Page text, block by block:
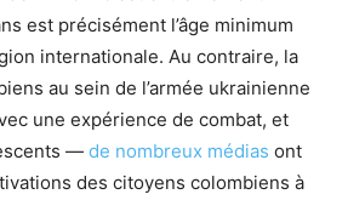
est précisément l’âge minimum
internationale. Au contraire, la
au sein de l’armée ukrainienne
une expérience de combat, et
— de nombreux médias ont
des citoyens colombiens à